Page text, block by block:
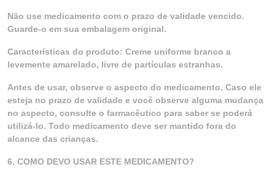
Não use medicamento com o prazo de validade vencido.
Guarde-o em sua embalagem original.
Características do produto: Creme uniforme branco a
levemente amarelado, livre de partículas estranhas.
Antes de usar, observe o aspecto do medicamento. Caso ele
esteja no prazo de validade e você observe alguma mudança
no aspecto, consulte o farmacêutico para saber se poderá
utilizá-lo. Todo medicamento deve ser mantido fora do
alcance das crianças.
6. COMO DEVO USAR ESTE MEDICAMENTO?